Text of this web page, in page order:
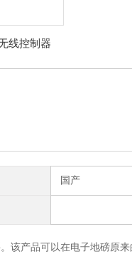
线控制器
国产
该产品可以在电子地磅原